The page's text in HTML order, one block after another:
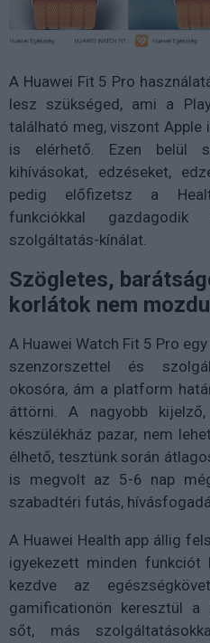
A Huawei Fit 5 Pro
lesz szükséged, ami a
található meg, viszont Apple
is elérhető. Ezen belül
kihívásokat, edzéseket,
pedig előfizetsz a
funkciókkal
szolgáltatás-kínálat.
Szögletes,
korlátok nem
A Huawei Watch Fit 5 Pro
szenzorszettel és
okosóra, ám a platform
áttörni. A nagyobb
készülékház pazar, nem
élhető, tesztünk során
is megvolt az 5-6 nap
szabadtéri futás,
A Huawei Health app állig
igyekezett minden funkciót
kezdve az
gamificationön keresztül a
sőt, más